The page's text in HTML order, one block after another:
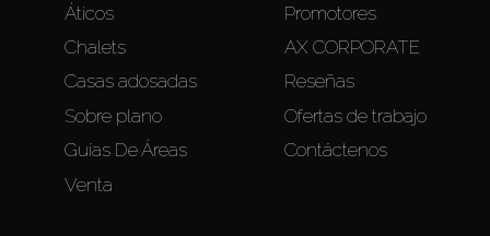
Áticos
Chalets
Casas adosadas
Sobre plano
Guías De Áreas
Venta
Promotores
AX CORPORATE
Reseñas
Ofertas de trabajo
Contáctenos